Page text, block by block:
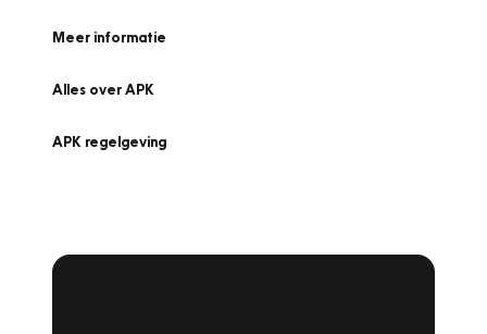
Meer informatie
Alles over APK
APK regelgeving